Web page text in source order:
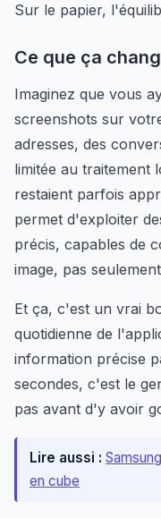
Sur le papier,
Ce que ça
Imaginez que vous
screenshots sur
adresses, des
limitée au traitement
restaient parfois
permet d'exploiter
précis, capables de
image, pas
Et ça, c'est un vrai
quotidienne de
information précise
secondes, c'est le
pas avant d'y avoir
Lire aussi :
en cube